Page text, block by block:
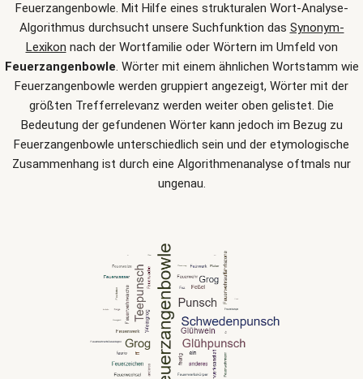
Feuerzangenbowle. Mit Hilfe eines strukturalen Wort-Analyse-
Algorithmus durchsucht unsere Suchfunktion das Synonym-
Lexikon nach der Wortfamilie oder Wörtern im Umfeld von
Feuerzangenbowle. Wörter mit einem ähnlichen Wortstamm wie
Feuerzangenbowle werden gruppiert angezeigt, Wörter mit der
größten Trefferrelevanz werden weiter oben gelistet. Die
Bedeutung der gefundenen Wörter kann jedoch im Bezug zu
Feuerzangenbowle unterschiedlich sein und der etymologische
Zusammenhang ist durch eine Algorithmenanalyse oftmals nur
ungenau.